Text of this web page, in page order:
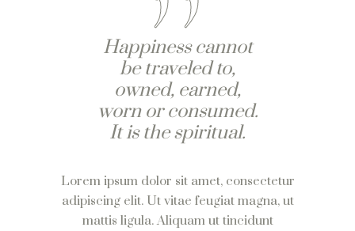
Happiness cannot
be traveled to,
owned, earned,
worn or consumed.
It is the spiritual.
Lorem ipsum dolor sit amet, consectetur
adipiscing elit. Ut vitae feugiat magna, ut
mattis ligula. Aliquam ut tincidunt